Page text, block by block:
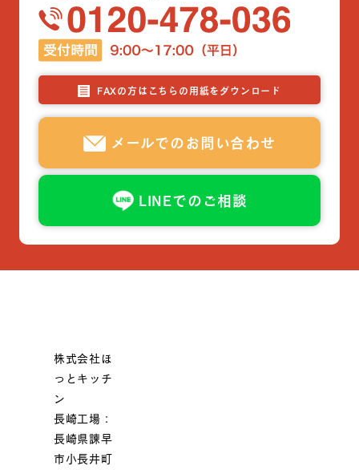
FAXの方はこちらの用紙をダウンロード
メールでのお問い合わせ
LINEでのご相談
株式会社ほ
っとキッチ
ン
長崎工場：
長崎県諫早
市小長井町